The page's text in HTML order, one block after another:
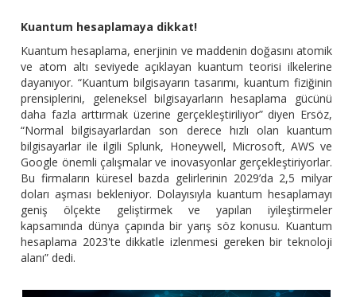
Kuantum hesaplamaya dikkat!
Kuantum hesaplama, enerjinin ve maddenin doğasını atomik
ve atom altı seviyede açıklayan kuantum teorisi ilkelerine
dayanıyor. “Kuantum bilgisayarın tasarımı, kuantum fiziğinin
prensiplerini, geleneksel bilgisayarların hesaplama gücünü
daha fazla arttırmak üzerine gerçekleştiriliyor” diyen Ersöz,
“Normal bilgisayarlardan son derece hızlı olan kuantum
bilgisayarlar ile ilgili Splunk, Honeywell, Microsoft, AWS ve
Google önemli çalışmalar ve inovasyonlar gerçekleştiriyorlar.
Bu firmaların küresel bazda gelirlerinin 2029’da 2,5 milyar
doları aşması bekleniyor. Dolayısıyla kuantum hesaplamayı
geniş ölçekte geliştirmek ve yapılan iyileştirmeler
kapsamında dünya çapında bir yarış söz konusu. Kuantum
hesaplama 2023'te dikkatle izlenmesi gereken bir teknoloji
alanı” dedi.